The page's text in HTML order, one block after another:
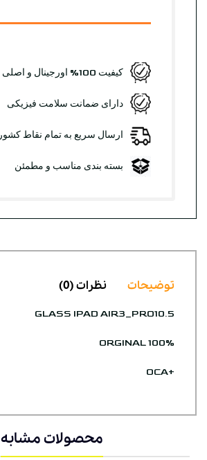
کیفیت 100% اورجینال و اصلی
دارای ضمانت سلامت فیزیکی
ارسال سریع به تمام نقاط کشور
بسته بندی مناسب و مطمئن
توضیحات نظرات (0)
GLASS IPAD AIR3_PRO10.5
ORGINAL 100%
+OCA
محصولات مشابه